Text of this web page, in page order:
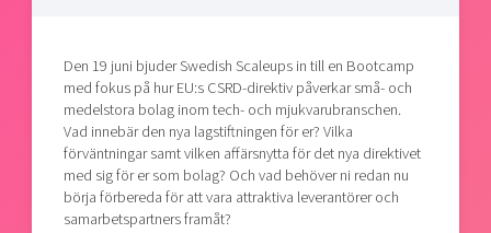
Locations
Den 19 juni bjuder Swedish Scaleups in till en Bootcamp
med fokus på hur EU:s CSRD-direktiv påverkar små- och
medelstora bolag inom tech- och mjukvarubranschen.
Vad innebär den nya lagstiftningen för er? Vilka
förväntningar samt vilken affärsnytta för det nya direktivet
med sig för er som bolag? Och vad behöver ni redan nu
börja förbereda för att vara attraktiva leverantörer och
samarbetspartners framåt?